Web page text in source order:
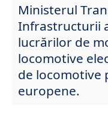
Ministerul
Infrastructurii
lucrărilor de
locomotive
de locomotive
europene.